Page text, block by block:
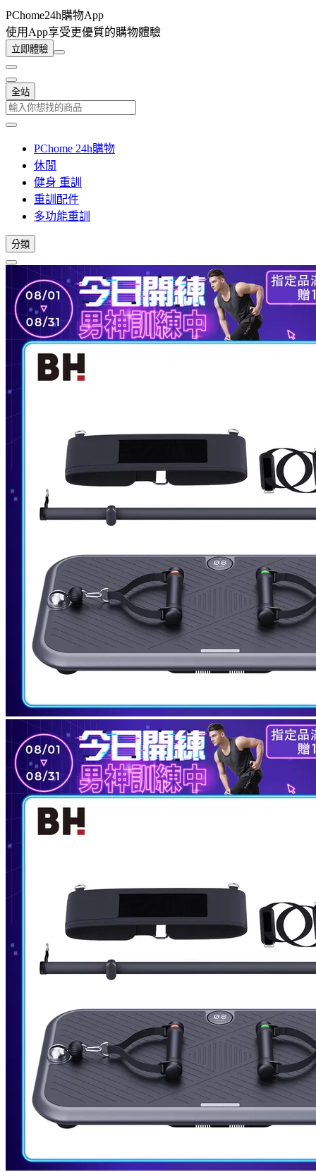
PChome24h購物App
使用App享受更優質的購物體驗
立即體驗
全站
PChome 24h購物
休閒
健身 重訓
重訓配件
多功能重訓
分類